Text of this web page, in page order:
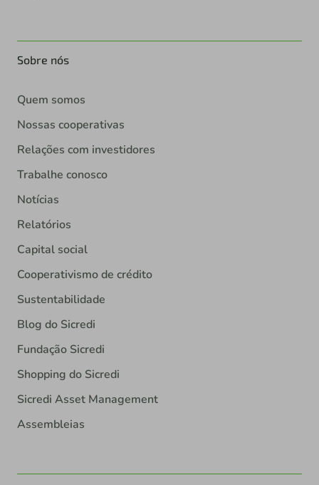
Sobre nós
Quem somos
Nossas cooperativas
Relações com investidores
Trabalhe conosco
Notícias
Relatórios
Capital social
Cooperativismo de crédito
Sustentabilidade
Blog do Sicredi
Fundação Sicredi
Shopping do Sicredi
Sicredi Asset Management
Assembleias